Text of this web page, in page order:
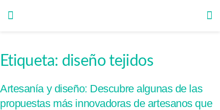
Etiqueta: diseño tejidos
Artesanía y diseño: Descubre algunas de las
propuestas más innovadoras de artesanos que